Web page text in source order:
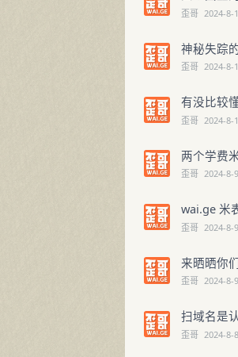
歪哥 2024-8-
神秘失踪
歪哥 2024-8-
有没比较
歪哥 2024-8-
两个学费
歪哥 2024-8-9
wai.ge 米
歪哥 2024-8-9
来晒晒你
歪哥 2024-8-9
扫域名是
歪哥 2024-8-8